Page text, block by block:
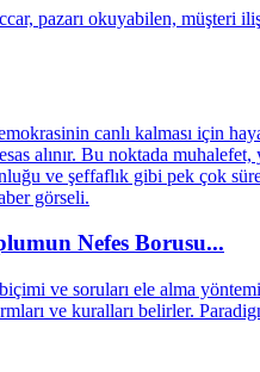
Nefes Borusu...